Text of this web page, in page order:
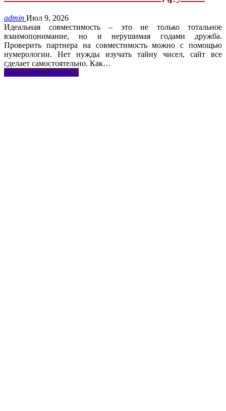
admin Июл 9, 2026
Идеальная совместимость – это не только тотальное
взаимопонимание, но и нерушимая годами дружба.
Проверить партнера на совместимость можно с помощью
нумерологии. Нет нужды изучать тайну чисел, сайт все
сделает самостоятельно. Как…
Прочитайте больше...